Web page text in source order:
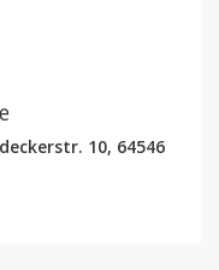
10, 64546